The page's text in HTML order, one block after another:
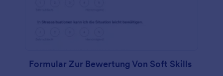
Formular Zur Bewertung Von Soft Skills